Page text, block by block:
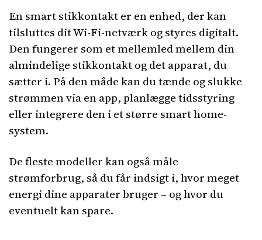
En smart stikkontakt er en enhed, der kan
tilsluttes dit Wi-Fi-netværk og styres digitalt.
Den fungerer som et mellemled mellem din
almindelige stikkontakt og det apparat, du
sætter i. På den måde kan du tænde og slukke
strømmen via en app, planlægge tidsstyring
eller integrere den i et større smart home-
system.
De fleste modeller kan også måle
strømforbrug, så du får indsigt i, hvor meget
energi dine apparater bruger – og hvor du
eventuelt kan spare.